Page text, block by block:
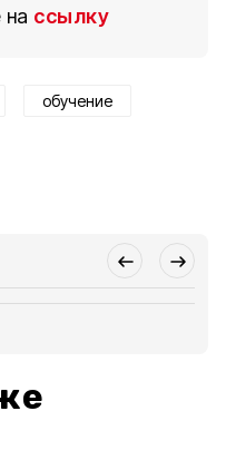
ссылку
обучение